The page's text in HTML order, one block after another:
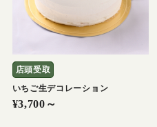
店頭受取
いちご生デコレーション
¥3,700～